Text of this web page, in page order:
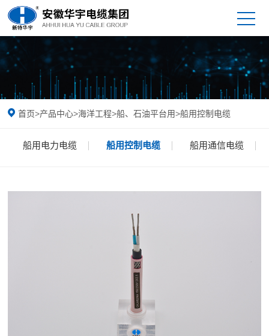
首页>产品中心>海洋工程>船、石油平台用>船用控制电缆
船用电力电缆 船用控制电缆 船用通信电缆